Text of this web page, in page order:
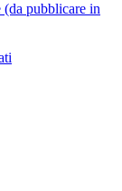
(da pubblicare in